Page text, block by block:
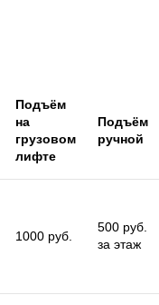
Подъём
на
грузовом
лифте
Подъём
ручной
1000 руб.
500 руб.
за этаж